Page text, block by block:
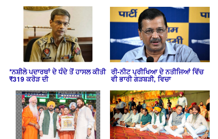
*ਨਸ਼ੀਲੇ ਪਦਾਰਥਾਂ ਦੇ ਧੰਦੇ ਤੋਂ ਹਾਸਲ ਕੀਤੀ
₹319 ਕਰੋੜ ਦੀ
ਰੀ-ਨੀਟ ਪ੍ਰੀਖਿਆ ਦੇ ਨਤੀਜਿਆਂ ਵਿੱਚ
ਵੀ ਭਾਰੀ ਗੜਬੜੀ, ਵਿਚਾ